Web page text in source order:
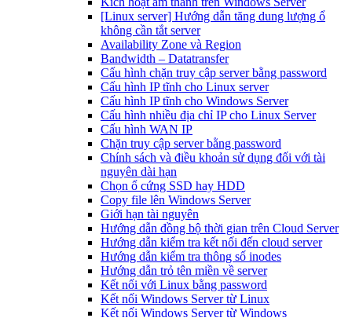
[Linux server] Hướng dẫn tăng dung lượng ổ
không cần tắt server
Availability Zone và Region
Bandwidth – Datatransfer
Cấu hình chặn truy cập server bằng password
Cấu hình IP tĩnh cho Linux server
Cấu hình IP tĩnh cho Windows Server
Cấu hình nhiều địa chỉ IP cho Linux Server
Cấu hình WAN IP
Chặn truy cập server bằng password
Chính sách và điều khoản sử dụng đối với tài
nguyên dài hạn
Chọn ổ cứng SSD hay HDD
Copy file lên Windows Server
Giới hạn tài nguyên
Hướng dẫn đồng bộ thời gian trên Cloud Server
Hướng dẫn kiểm tra kết nối đến cloud server
Hướng dẫn kiểm tra thông số inodes
Hướng dẫn trỏ tên miền về server
Kết nối với Linux bằng password
Kết nối Windows Server từ Linux
Kết nối Windows Server từ Windows